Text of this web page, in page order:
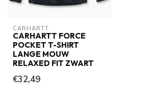
CARHARTT
CARHARTT FORCE
POCKET T-SHIRT
LANGE MOUW
RELAXED FIT ZWART
€32,49